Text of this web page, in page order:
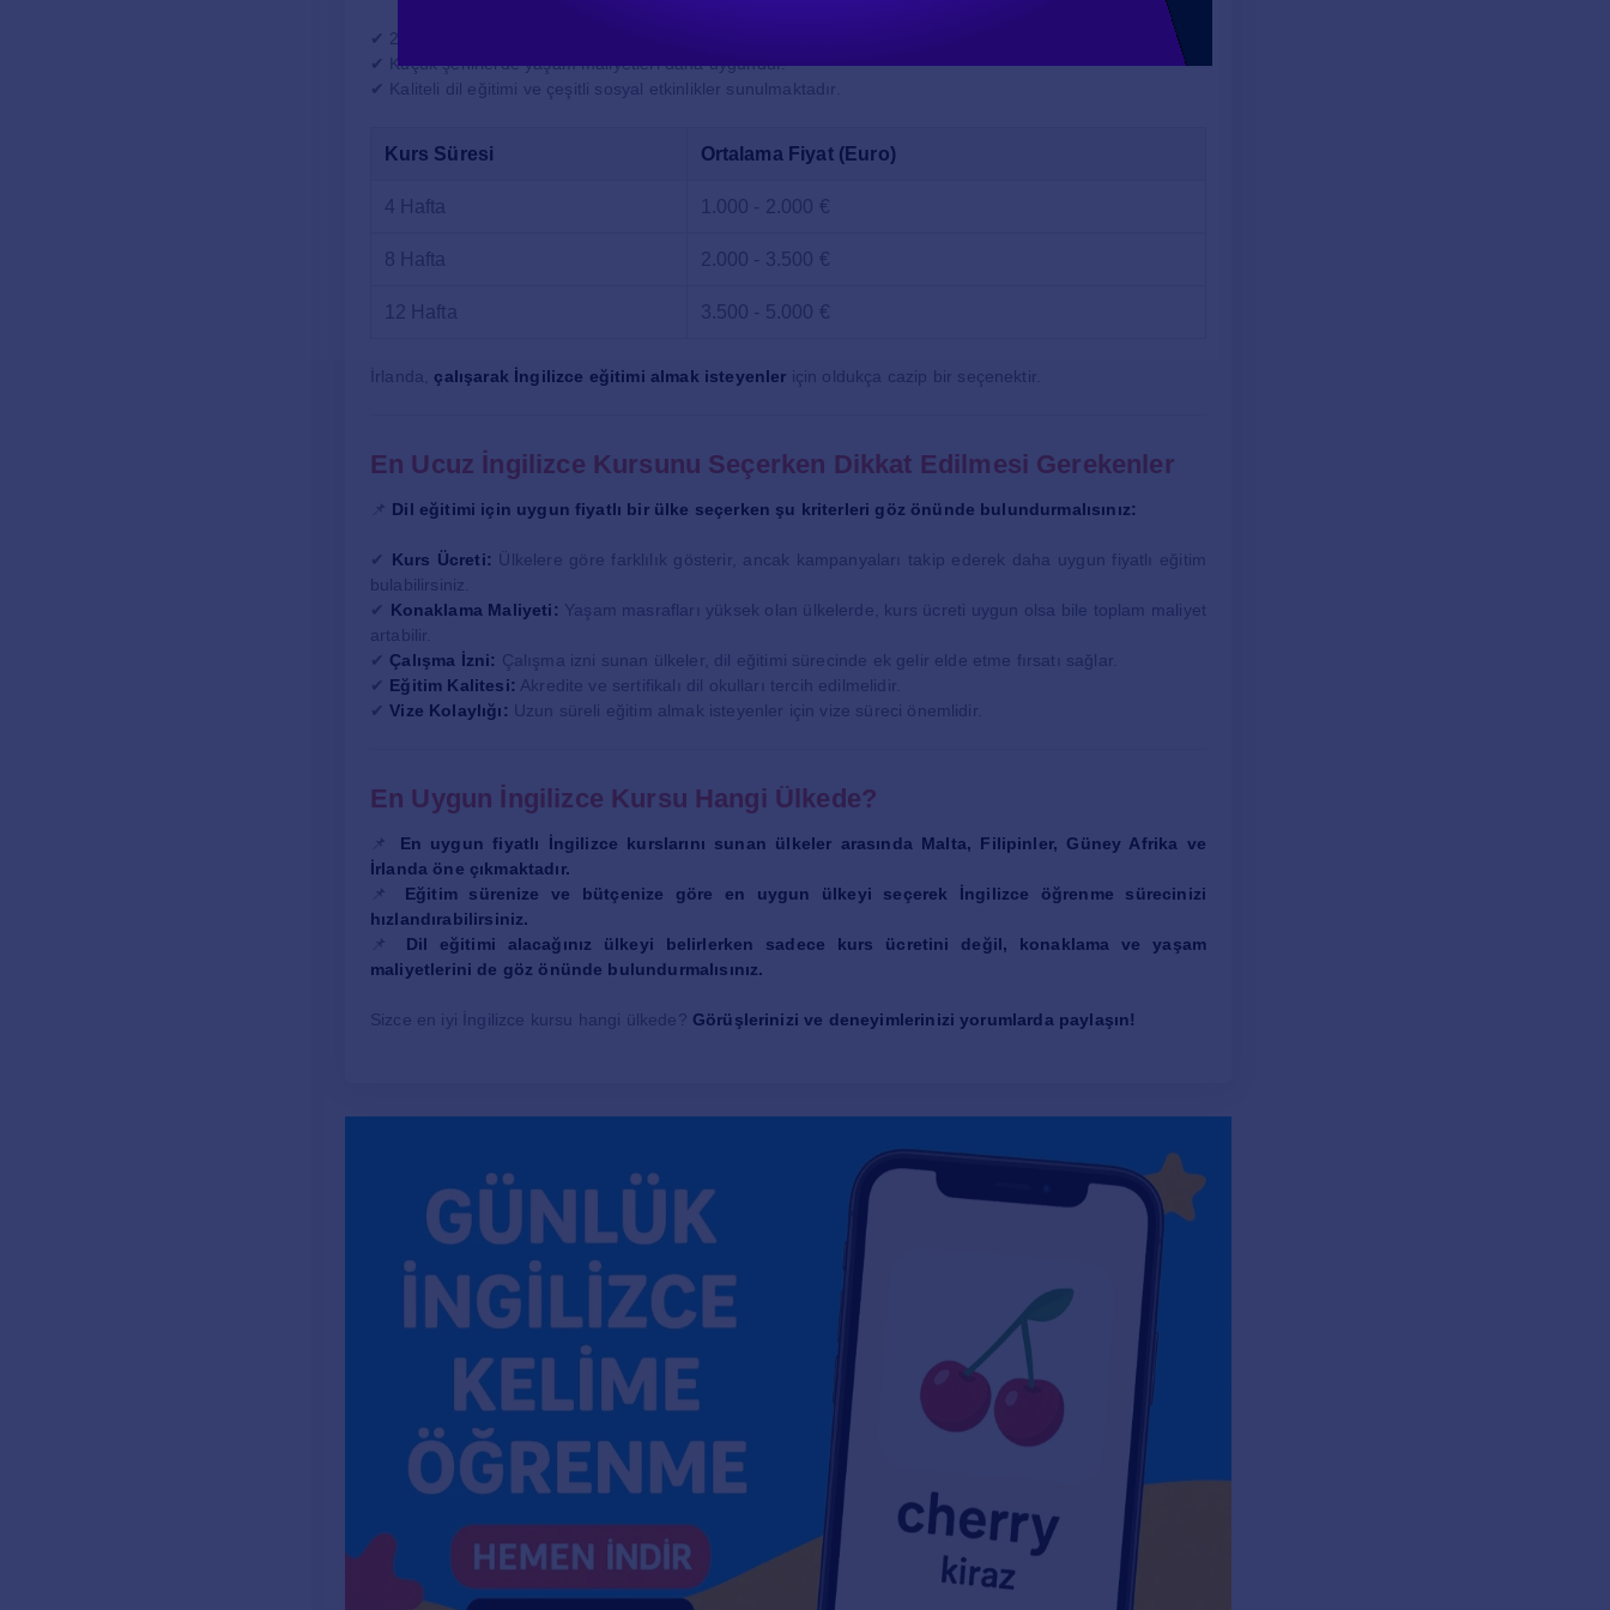
✔ 25 hafta ve üzeri eğitim programlarında çalışma izni verilmektedir.
✔ Küçük şehirlerde yaşam maliyetleri daha uygundur.
✔ Kaliteli dil eğitimi ve çeşitli sosyal etkinlikler sunulmaktadır.
Kurs Süresi Ortalama Fiyat (Euro)
4 Hafta 1.000 - 2.000 €
8 Hafta 2.000 - 3.500 €
12 Hafta 3.500 - 5.000 €
İrlanda, çalışarak İngilizce eğitimi almak isteyenler için oldukça cazip bir seçenektir.
En Ucuz İngilizce Kursunu Seçerken Dikkat Edilmesi Gerekenler
📌 Dil eğitimi için uygun fiyatlı bir ülke seçerken şu kriterleri göz önünde bulundurmalısınız:
✔ Kurs Ücreti: Ülkelere göre farklılık gösterir, ancak kampanyaları takip ederek daha uygun fiyatlı eğitim
bulabilirsiniz.
✔ Konaklama Maliyeti: Yaşam masrafları yüksek olan ülkelerde, kurs ücreti uygun olsa bile toplam maliyet
artabilir.
✔ Çalışma İzni: Çalışma izni sunan ülkeler, dil eğitimi sürecinde ek gelir elde etme fırsatı sağlar.
✔ Eğitim Kalitesi: Akredite ve sertifikalı dil okulları tercih edilmelidir.
✔Vize Kolaylığı: Uzun süreli eğitim almak isteyenler için vize süreci önemlidir.
En Uygun İngilizce Kursu Hangi Ülkede?
📌 En uygun fiyatlı İngilizce kurslarını sunan ülkeler arasında Malta, Filipinler, Güney Afrika ve
İrlanda öne çıkmaktadır.
📌 Eğitim sürenize ve bütçenize göre en uygun ülkeyi seçerek İngilizce öğrenme sürecinizi
hızlandırabilirsiniz.
📌 Dil eğitimi alacağınız ülkeyi belirlerken sadece kurs ücretini değil, konaklama ve yaşam
maliyetlerini de göz önünde bulundurmalısınız.
Sizce en iyi İngilizce kursu hangi ülkede? Görüşlerinizi ve deneyimlerinizi yorumlarda paylaşın!